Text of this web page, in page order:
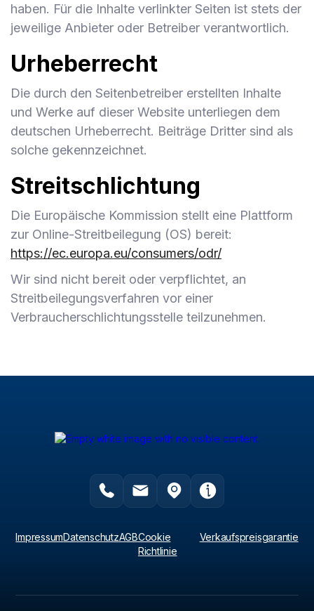
haben. Für die Inhalte verlinkter Seiten ist stets der
jeweilige Anbieter oder Betreiber verantwortlich.
Urheberrecht
Die durch den Seitenbetreiber erstellten Inhalte
und Werke auf dieser Website unterliegen dem
deutschen Urheberrecht. Beiträge Dritter sind als
solche gekennzeichnet.
Streitschlichtung
Die Europäische Kommission stellt eine Plattform
zur Online-Streitbeilegung (OS) bereit:
https://ec.europa.eu/consumers/odr/
Wir sind nicht bereit oder verpflichtet, an
Streitbeilegungsverfahren vor einer
Verbraucherschlichtungsstelle teilzunehmen.
ImpressumDatenschutzAGBCookie
Richtlinie
Verkaufspreisgarantie